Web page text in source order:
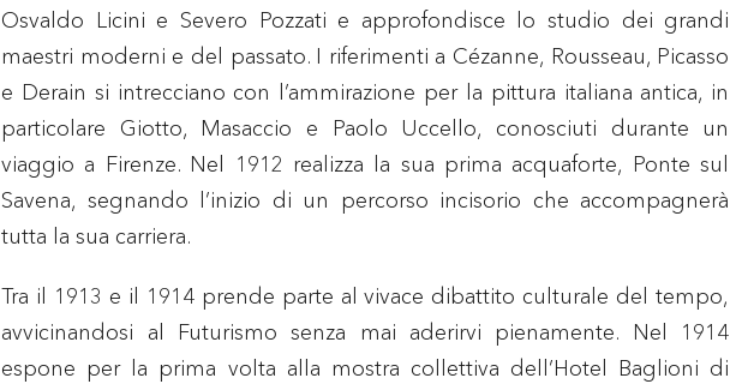
Osvaldo Licini e Severo Pozzati e approfondisce lo studio dei grandi
maestri moderni e del passato. I riferimenti a Cézanne, Rousseau, Picasso
e Derain si intrecciano con l’ammirazione per la pittura italiana antica, in
particolare Giotto, Masaccio e Paolo Uccello, conosciuti durante un
viaggio a Firenze. Nel 1912 realizza la sua prima acquaforte, Ponte sul
Savena, segnando l’inizio di un percorso incisorio che accompagnerà
tutta la sua carriera.
Tra il 1913 e il 1914 prende parte al vivace dibattito culturale del tempo,
avvicinandosi al Futurismo senza mai aderirvi pienamente. Nel 1914
espone per la prima volta alla mostra collettiva dell’Hotel Baglioni di